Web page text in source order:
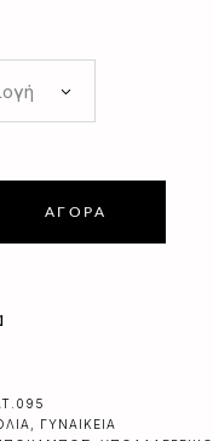
ΑΓΟΡΆ
ΓΥΝΑΙΚΕΊΑ